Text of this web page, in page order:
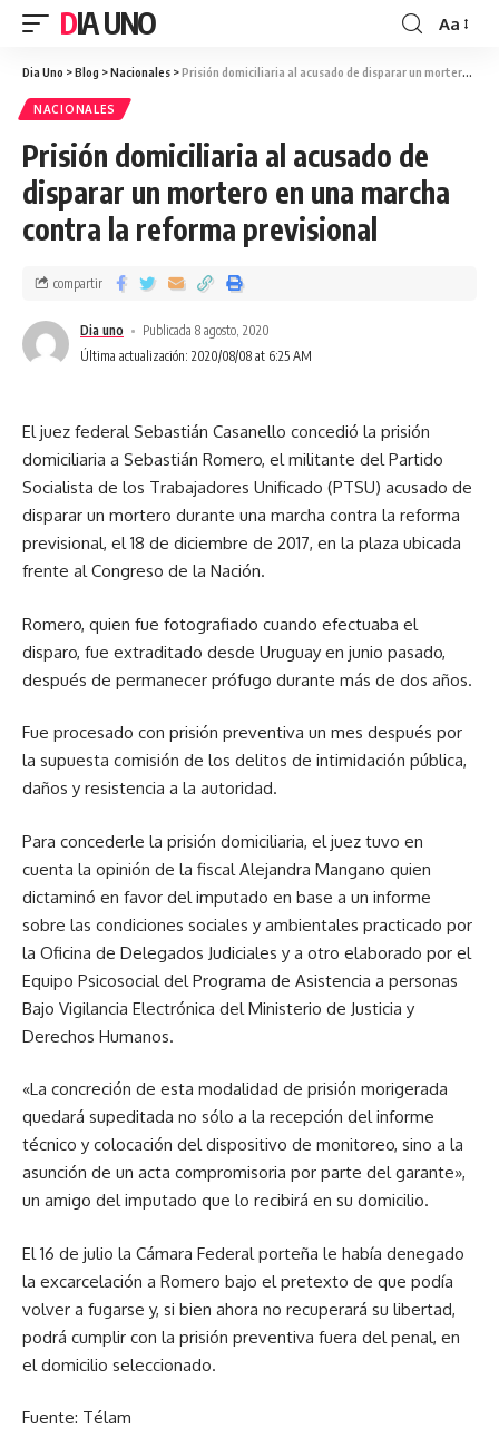
DIA UNO Aa
Dia Uno >Blog >Nacionales >Prisión domiciliaria al acusado de disparar un mortero en una marcha contra la reforma previsional
NACIONALES
Prisión domiciliaria al acusado de
disparar un mortero en una marcha
contra la reforma previsional
Última actualización: 2020/08/08 at 6:25 AM
Dia uno Publicada 8 agosto, 2020
compartir
El juez federal Sebastián Casanello concedió la prisión
domiciliaria a Sebastián Romero, el militante del Partido
Socialista de los Trabajadores Unificado (PTSU) acusado de
disparar un mortero durante una marcha contra la reforma
previsional, el 18 de diciembre de 2017, en la plaza ubicada
frente al Congreso de la Nación.
Romero, quien fue fotografiado cuando efectuaba el
disparo, fue extraditado desde Uruguay en junio pasado,
después de permanecer prófugo durante más de dos años.
Fue procesado con prisión preventiva un mes después por
la supuesta comisión de los delitos de intimidación pública,
daños y resistencia a la autoridad.
Para concederle la prisión domiciliaria, el juez tuvo en
cuenta la opinión de la fiscal Alejandra Mangano quien
dictaminó en favor del imputado en base a un informe
sobre las condiciones sociales y ambientales practicado por
la Oficina de Delegados Judiciales y a otro elaborado por el
Equipo Psicosocial del Programa de Asistencia a personas
Bajo Vigilancia Electrónica del Ministerio de Justicia y
Derechos Humanos.
«La concreción de esta modalidad de prisión morigerada
quedará supeditada no sólo a la recepción del informe
técnico y colocación del dispositivo de monitoreo, sino a la
asunción de un acta compromisoria por parte del garante»,
un amigo del imputado que lo recibirá en su domicilio.
El 16 de julio la Cámara Federal porteña le había denegado
la excarcelación a Romero bajo el pretexto de que podía
volver a fugarse y, si bien ahora no recuperará su libertad,
podrá cumplir con la prisión preventiva fuera del penal, en
el domicilio seleccionado.
Fuente: Télam